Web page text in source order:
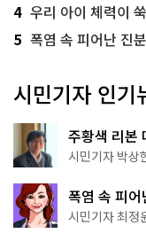
4 우리 아이 체력이
5 폭염 속 피어난 진
시민기자 인기
주황색 리본
서울둘레길
시민기자 박상
폭염 속 피
무 명소
시민기자 최정